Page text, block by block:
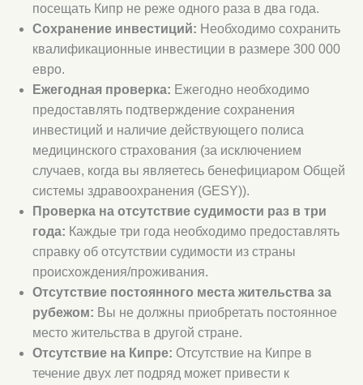
посещать Кипр не реже одного раза в два года.
Сохранение инвестиций: Необходимо сохранить
квалификационные инвестиции в размере 300 000
евро.
Ежегодная проверка: Ежегодно необходимо
предоставлять подтверждение сохранения
инвестиций и наличие действующего полиса
медицинского страхования (за исключением
случаев, когда вы являетесь бенефициаром Общей
системы здравоохранения (GESY)).
Проверка на отсутствие судимости раз в три
года: Каждые три года необходимо предоставлять
справку об отсутствии судимости из страны
происхождения/проживания.
Отсутствие постоянного места жительства за
рубежом: Вы не должны приобретать постоянное
место жительства в другой стране.
Отсутствие на Кипре: Отсутствие на Кипре в
течение двух лет подряд может привести к